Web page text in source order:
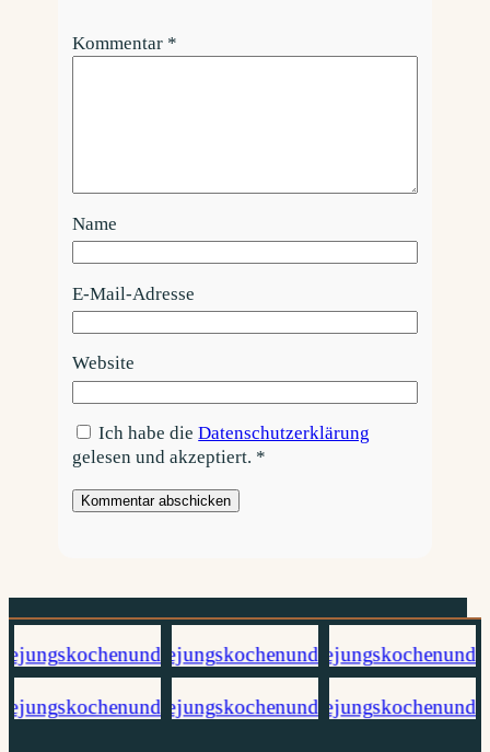
Kommentar *
Name
E-Mail-Adresse
Website
Ich habe dieDatenschutzerklärung
gelesen und akzeptiert. *